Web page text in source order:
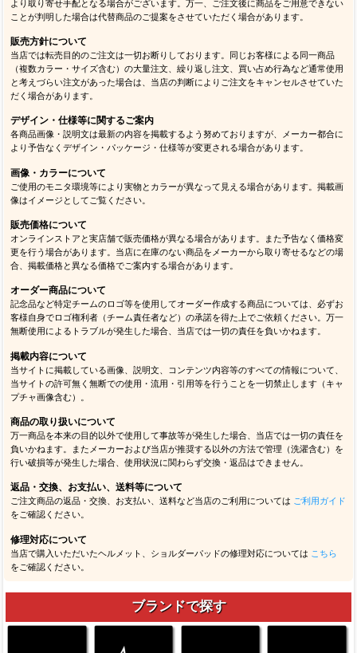
より取り寄せ手配となる場合がございます。万一、ご注文後に商品をご用意できない
ことが判明した場合は代替商品のご提案をさせていただく場合があります。
販売方針について
当店では転売目的のご注文は一切お断りしております。同じお客様による同一商品
（複数カラー・サイズ含む）の大量注文、繰り返し注文、買い占め行為など通常使用
と考えづらい注文があった場合は、当店の判断によりご注文をキャンセルさせていた
だく場合があります。
デザイン・仕様等に関するご案内
各商品画像・説明文は最新の内容を掲載するよう努めておりますが、メーカー都合に
より予告なくデザイン・パッケージ・仕様等が変更される場合があります。
画像・カラーについて
ご使用のモニタ環境等により実物とカラーが異なって見える場合があります。掲載画
像はイメージとしてご覧ください。
販売価格について
オンラインストアと実店舗で販売価格が異なる場合があります。また予告なく価格変
更を行う場合があります。当店に在庫のない商品をメーカーから取り寄せるなどの場
合、掲載価格と異なる価格でご案内する場合があります。
オーダー商品について
記念品など特定チームのロゴ等を使用してオーダー作成する商品については、必ずお
客様自身でロゴ権利者（チーム責任者など）の承諾を得た上でご依頼ください。万一
無断使用によるトラブルが発生した場合、当店では一切の責任を負いかねます。
掲載内容について
当サイトに掲載している画像、説明文、コンテンツ内容等のすべての情報について、
当サイトの許可無く無断での使用・流用・引用等を行うことを一切禁止します（キャ
プチャ画像含む）。
商品の取り扱いについて
万一商品を本来の目的以外で使用して事故等が発生した場合、当店では一切の責任を
負いかねます。またメーカーおよび当店が推奨する以外の方法で管理（洗濯含む）を
行い破損等が発生した場合、使用状況に関わらず交換・返品はできません。
返品・交換、お支払い、送料等について
ご注文商品の返品・交換、お支払い、送料など当店のご利用については ご利用ガイド
をご確認ください。
修理対応について
当店で購入いただいたヘルメット、ショルダーパッドの修理対応については こちら
をご確認ください。
ブランドで探す